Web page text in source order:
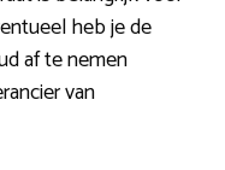
heb je de
af te nemen
van